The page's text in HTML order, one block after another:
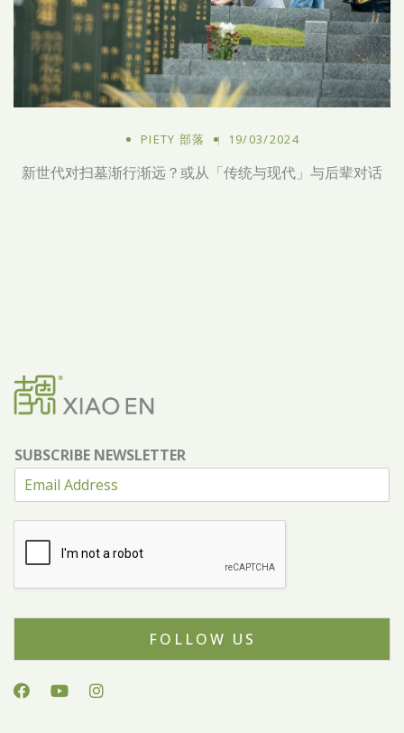
PIETY 部落 19/03/2024
新世代对扫墓渐行渐远？或从「传统与现代」与后辈对话
SUBSCRIBE NEWSLETTER
FOLLOW US